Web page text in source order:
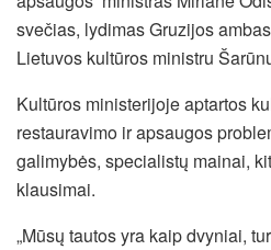
svečias, lydimas Gruzijos
Lietuvos kultūros ministru
Kultūros ministerijoje aptartos
restauravimo ir apsaugos
galimybės, specialistų mainai,
klausimai.
„Mūsų tautos yra kaip dvyniai,